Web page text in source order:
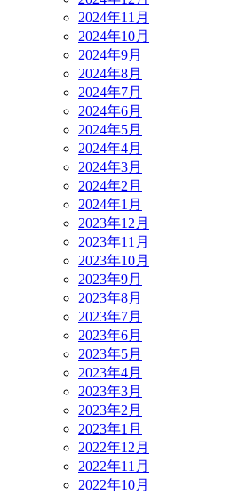
2024年11月
2024年10月
2024年9月
2024年8月
2024年7月
2024年6月
2024年5月
2024年4月
2024年3月
2024年2月
2024年1月
2023年12月
2023年11月
2023年10月
2023年9月
2023年8月
2023年7月
2023年6月
2023年5月
2023年4月
2023年3月
2023年2月
2023年1月
2022年12月
2022年11月
2022年10月